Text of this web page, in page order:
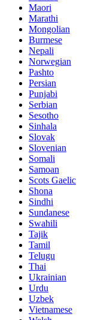
Maori
Marathi
Mongolian
Burmese
Nepali
Norwegian
Pashto
Persian
Punjabi
Serbian
Sesotho
Sinhala
Slovak
Slovenian
Somali
Samoan
Scots Gaelic
Shona
Sindhi
Sundanese
Swahili
Tajik
Tamil
Telugu
Thai
Ukrainian
Urdu
Uzbek
Vietnamese